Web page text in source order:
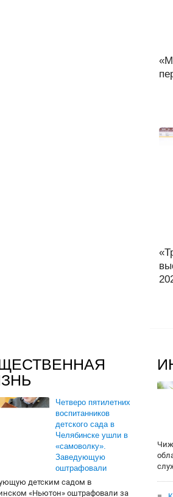
Четверо пятилетних
воспитанников
детского сада в
Челябинске ушли в
«самоволку».
Заведующую
оштрафовали
детским садом в
«Ньютон» оштрафовали за